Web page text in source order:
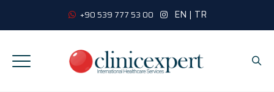
+90 539 777 53 00 EN | TR